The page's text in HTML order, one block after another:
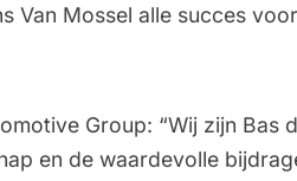
Van Mossel alle succes
Group: “Wij zijn Bas
en de waardevolle